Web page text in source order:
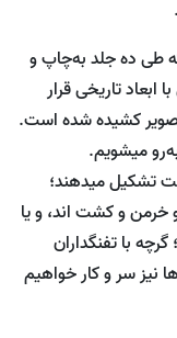
طی ده جلد به‌چاپ و
تاریخی قرار
کشیده شده است.
می‏شویم.
تشکیل می‏دهند؛
و کشت اند، و یا
با تفنگ‏داران
نیز سر و کار خواهیم